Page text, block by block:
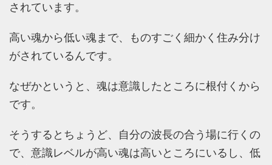
されています。
高い魂から低い魂まで、ものすごく細かく住み分け
がされているんです。
なぜかというと、魂は意識したところに根付くから
です。
そうするとちょうど、自分の波長の合う場に行くの
で、意識レベルが高い魂は高いところにいるし、低